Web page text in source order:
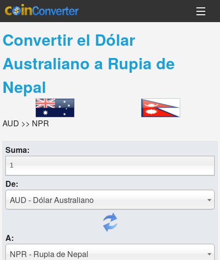
Convertir el Dólar
Australiano a Rupia de
Nepal
AUD >> NPR
Suma:
De:
AUD - Dólar Australiano
A:
NPR - Rupia de Nepal